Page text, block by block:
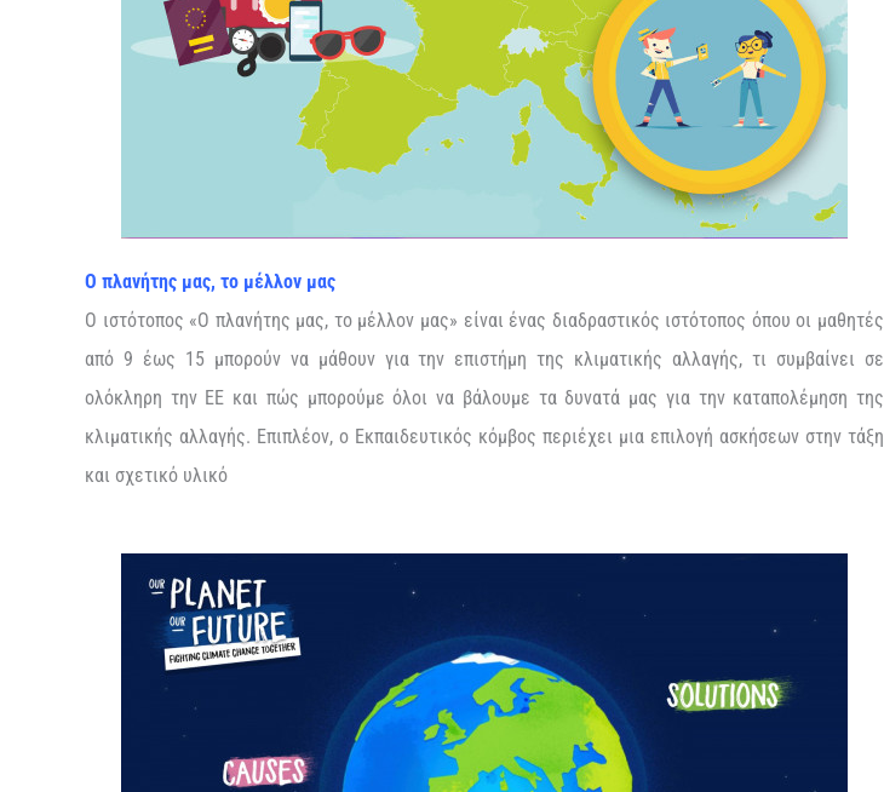
Ο πλανήτης μας, το μέλλον μας
Ο ιστότοπος «Ο πλανήτης μας, το μέλλον μας» είναι ένας διαδραστικός ιστότοπος όπου οι μαθητές
από 9 έως 15 μπορούν να μάθουν για την επιστήμη της κλιματικής αλλαγής, τι συμβαίνει σε
ολόκληρη την ΕΕ και πώς μπορούμε όλοι να βάλουμε τα δυνατά μας για την καταπολέμηση της
κλιματικής αλλαγής. Επιπλέον, ο Εκπαιδευτικός κόμβος περιέχει μια επιλογή ασκήσεων στην τάξη
και σχετικό υλικό